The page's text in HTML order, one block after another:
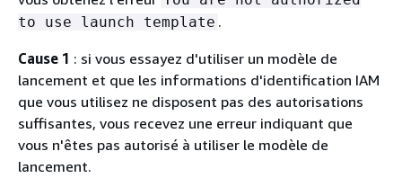
to use launch template .
Cause 1 : si vous essayez d'utiliser un modèle de
lancement et que les informations d'identification IAM
que vous utilisez ne disposent pas des autorisations
suffisantes, vous recevez une erreur indiquant que
vous n'êtes pas autorisé à utiliser le modèle de
lancement.